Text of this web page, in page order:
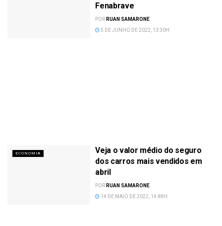
Fenabrave
POR RUAN SAMARONE
5 DE JUNHO DE 2022, 13:30H
ECONOMIA
Veja o valor médio do seguro
dos carros mais vendidos em
abril
POR RUAN SAMARONE
14 DE MAIO DE 2022, 14:48H